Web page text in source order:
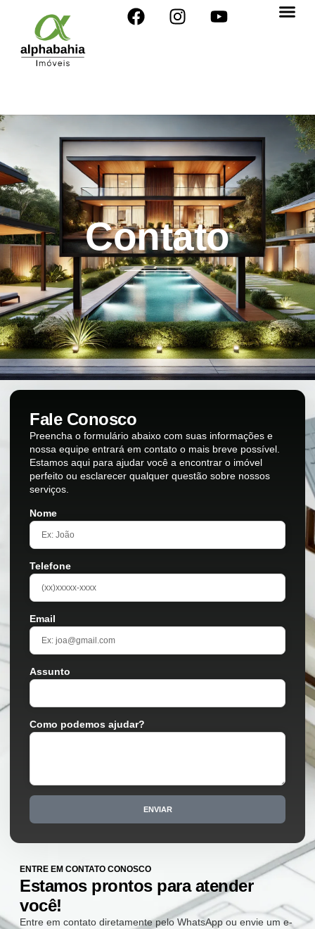
Contato
Fale Conosco
Preencha o formulário abaixo com suas informações e
nossa equipe entrará em contato o mais breve possível.
Estamos aqui para ajudar você a encontrar o imóvel
perfeito ou esclarecer qualquer questão sobre nossos
serviços.
Nome
Telefone
Email
Assunto
Como podemos ajudar?
ENVIAR
ENTRE EM CONTATO CONOSCO
Estamos prontos para atender
você!
Entre em contato diretamente pelo WhatsApp ou envie um e-